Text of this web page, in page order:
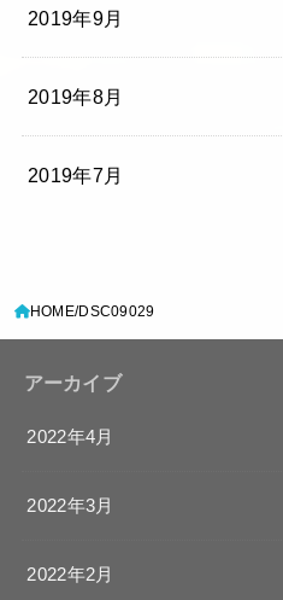
2019年9月
2019年8月
2019年7月
HOME DSC09029
アーカイブ
2022年4月
2022年3月
2022年2月